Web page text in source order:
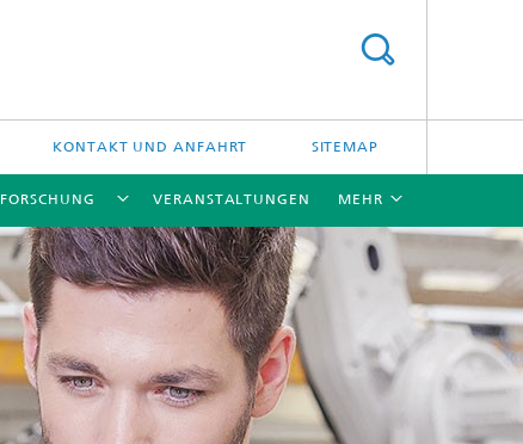
KONTAKT UND ANFAHRT SITEMAP
[X]
FORSCHUNG
[X]
VERANSTALTUNGEN MEHR